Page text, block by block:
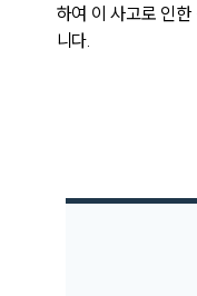
하여 이 사고로 인
니다.